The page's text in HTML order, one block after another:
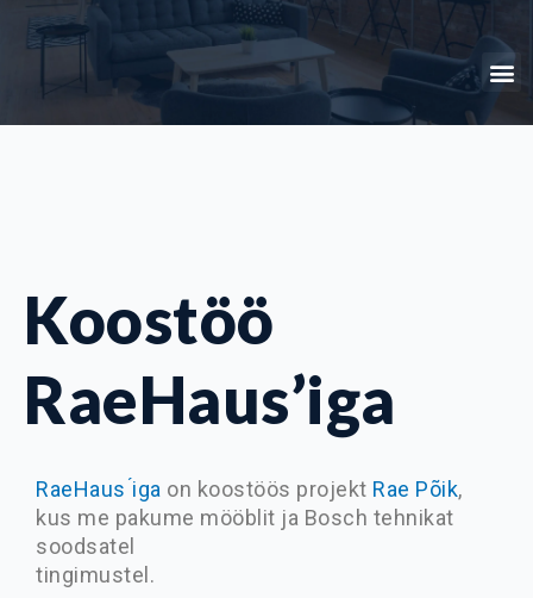
Koostöö
RaeHaus’iga
RaeHaus ́iga on koostöös projekt Rae Põik,
kus me pakume mööblit ja Bosch tehnikat
soodsatel
tingimustel.